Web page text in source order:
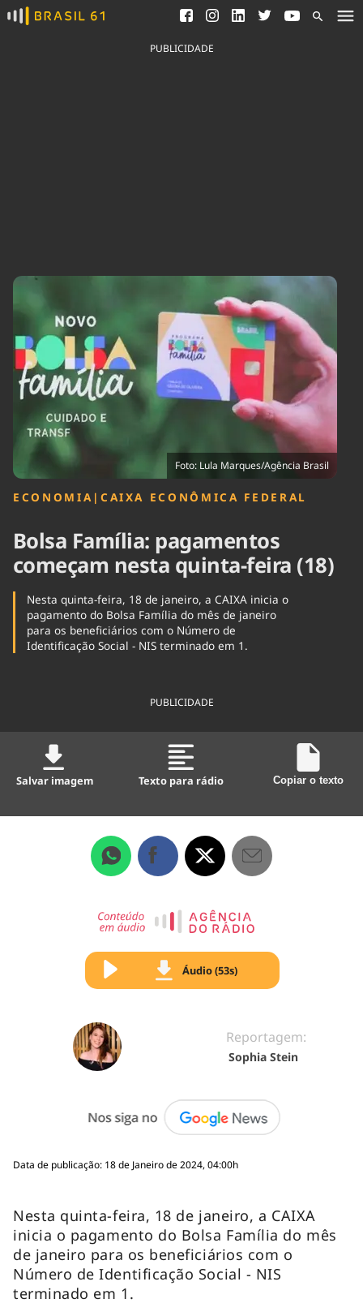
Ver todas as notícias
Saneamento
Indicadores
Brasil Mineral
Ciência &
Tecnologia
Cinema
Economia
Educação
Infraestrutura
Internacional
Meio Ambiente
Podcast
Política
Saúde
Tempo
PUBLICIDADE
Foto: Lula Marques/Agência Brasil
ECONOMIA | CAIXA ECONÔMICA FEDERAL
Bolsa Família: pagamentos
começam nesta quinta-feira (18)
Nesta quinta-feira, 18 de janeiro, a CAIXA inicia o
pagamento do Bolsa Família do mês de janeiro
para os beneficiários com o Número de
Identificação Social - NIS terminado em 1.
PUBLICIDADE
Salvar imagem Texto para rádio Copiar o texto
Áudio (53s)
Reportagem:
Sophia Stein
Data de publicação: 18 de Janeiro de 2024, 04:00h
Nesta quinta-feira, 18 de janeiro, a CAIXA
inicia o pagamento do Bolsa Família do mês
de janeiro para os beneficiários com o
Número de Identificação Social - NIS
terminado em 1.